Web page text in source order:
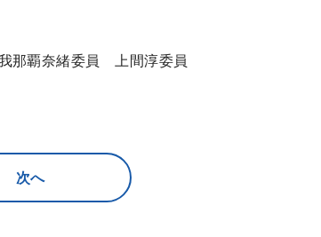
覇奈緒委員 上間淳委員
次へ